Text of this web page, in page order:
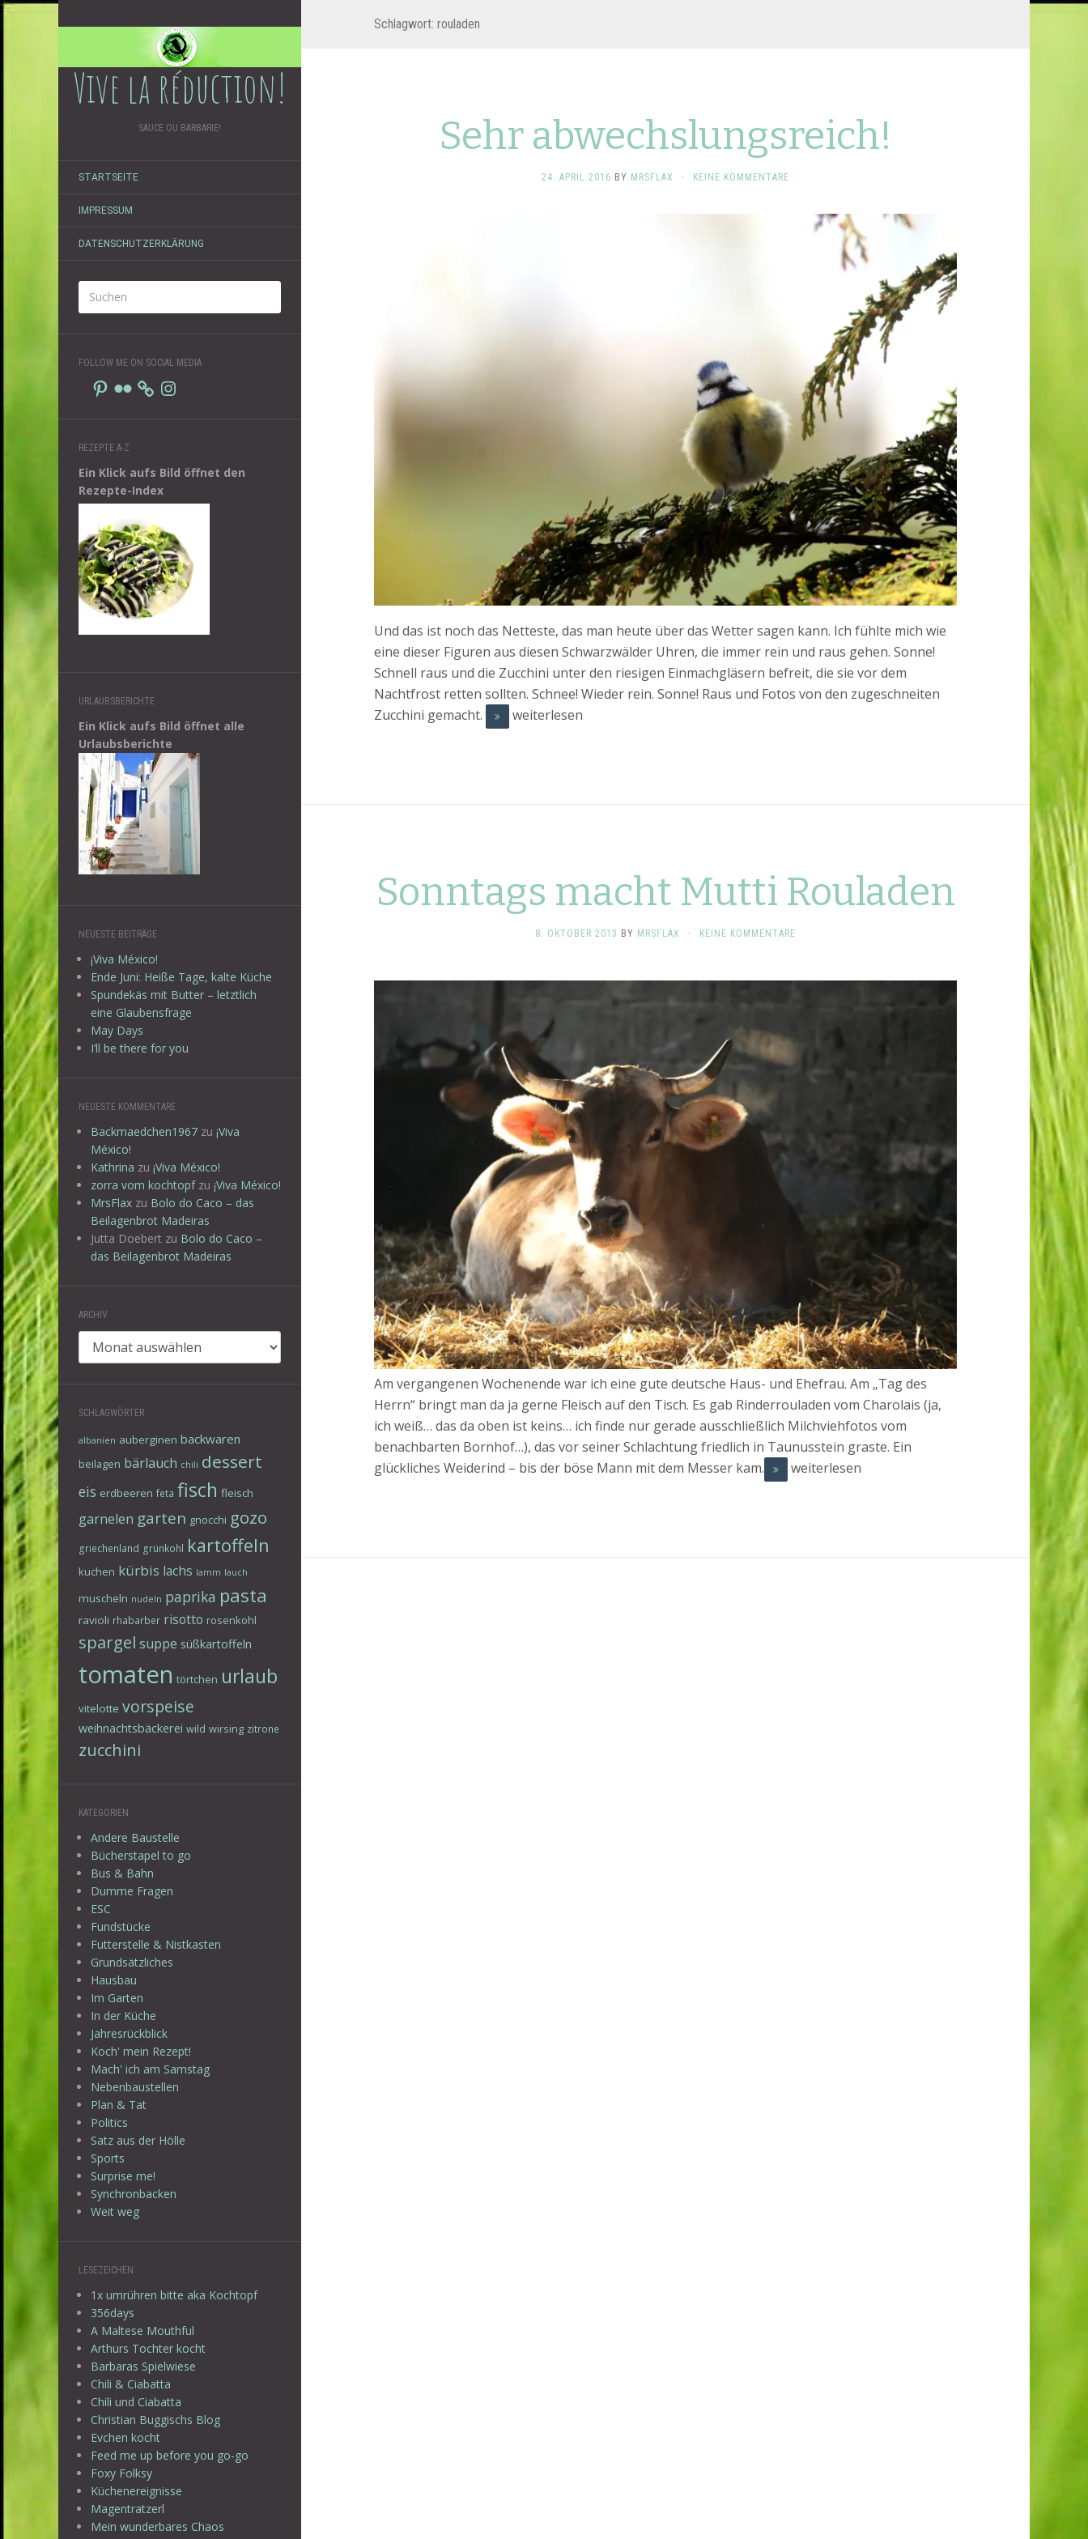
Vive la réduction!
SAUCE OU BARBARIE!
STARTSEITE
IMPRESSUM
DATENSCHUTZERKLÄRUNG
FOLLOW ME ON SOCIAL MEDIA
Pinterest
Flickr Instagram
REZEPTE A-Z
Ein Klick aufs Bild öffnet den
Rezepte-Index
URLAUBSBERICHTE
Ein Klick aufs Bild öffnet alle
Urlaubsberichte
NEUESTE BEITRÄGE
¡Viva México!
Ende Juni: Heiße Tage, kalte Küche
Spundekäs mit Butter – letztlich
eine Glaubensfrage
May Days
I’ll be there for you
NEUESTE KOMMENTARE
Backmaedchen1967 zu ¡Viva
México!
Kathrina zu ¡Viva México!
zorra vom kochtopfzu ¡Viva México!
MrsFlax zu Bolo do Caco – das
Beilagenbrot Madeiras
Jutta Doebert zu Bolo do Caco –
das Beilagenbrot Madeiras
ARCHIV
SCHLAGWÖRTER
albanien auberginen backwaren
beilagen bärlauch chili dessert
eis erdbeeren feta fisch fleisch
garnelen garten gnocchi gozo
griechenland grünkohl kartoffeln
kuchen kürbis lachs lamm lauch
muscheln nudeln paprika pasta
ravioli rhabarber risotto rosenkohl
spargel suppe süßkartoffeln
tomaten törtchen urlaub
vitelotte vorspeise
weihnachtsbäckerei wild wirsing zitrone
zucchini
KATEGORIEN
Andere Baustelle
Bücherstapel to go
Bus & Bahn
Dumme Fragen
ESC
Fundstücke
Futterstelle & Nistkasten
Grundsätzliches
Hausbau
Im Garten
In der Küche
Jahresrückblick
Koch' mein Rezept!
Mach' ich am Samstag
Nebenbaustellen
Plan & Tat
Politics
Satz aus der Hölle
Sports
Surprise me!
Synchronbacken
Weit weg
LESEZEICHEN
1x umrühren bitte aka Kochtopf
356days
A Maltese Mouthful
Arthurs Tochter kocht
Barbaras Spielwiese
Chili & Ciabatta
Chili und Ciabatta
Christian Buggischs Blog
Evchen kocht
Feed me up before you go-go
Foxy Folksy
Küchenereignisse
Magentratzerl
Mein wunderbares Chaos
Schlagwort: rouladen
Sehr abwechslungsreich!
24. APRIL 2016 BY MRSFLAX · KEINE KOMMENTARE
Und das ist noch das Netteste, das man heute über das Wetter sagen kann. Ich fühlte mich wie
eine dieser Figuren aus diesen Schwarzwälder Uhren, die immer rein und raus gehen. Sonne!
Schnell raus und die Zucchini unter den riesigen Einmachgläsern befreit, die sie vor dem
Nachtfrost retten sollten. Schnee! Wieder rein. Sonne! Raus und Fotos von den zugeschneiten
Zucchini gemacht.
weiterlesen
Sonntags macht Mutti Rouladen
8. OKTOBER 2013 BY MRSFLAX · KEINE KOMMENTARE
Am vergangenen Wochenende war ich eine gute deutsche Haus- und Ehefrau. Am „Tag des
Herrn“ bringt man da ja gerne Fleisch auf den Tisch. Es gab Rinderrouladen vom Charolais (ja,
ich weiß… das da oben ist keins… ich finde nur gerade ausschließlich Milchviehfotos vom
benachbarten Bornhof…), das vor seiner Schlachtung friedlich in Taunusstein graste. Ein
glückliches Weiderind – bis der böse Mann mit dem Messer kam.
weiterlesen